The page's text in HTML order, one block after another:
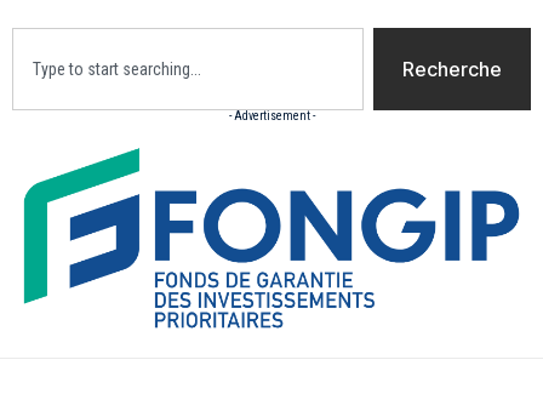
Recherche
- Advertisement -